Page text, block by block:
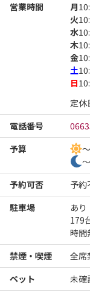
営業時間 月
火
水
木
金
土
日
定休
電話番号
予算
予約可否
予約
駐車場
あり
179
時間
禁煙・喫煙
全席
ペット
未確